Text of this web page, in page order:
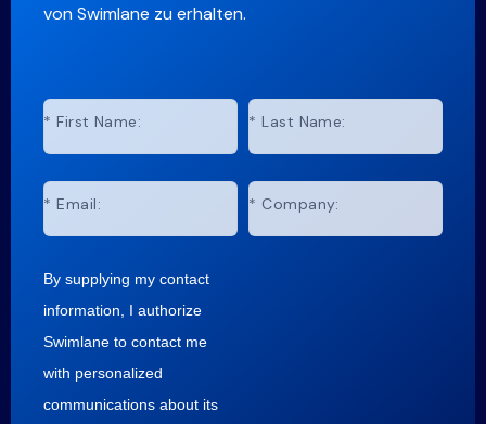
von Swimlane zu erhalten.
* First Name: * Last Name:
* Email: * Company:
By supplying my contact
information, I authorize
Swimlane to contact me
with personalized
communications about its